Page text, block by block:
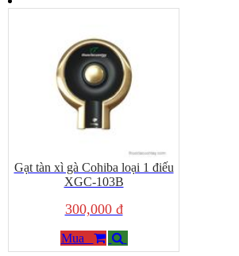
Gạt tàn xì gà Cohiba loại 1 điếu
XGC-103B
300,000 đ
Mua